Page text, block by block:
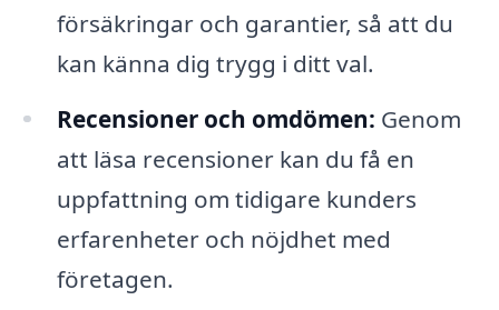
försäkringar och garantier, så att du
kan känna dig trygg i ditt val.
Recensioner och omdömen: Genom
att läsa recensioner kan du få en
uppfattning om tidigare kunders
erfarenheter och nöjdhet med
företagen.